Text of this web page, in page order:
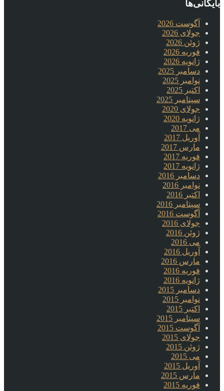
بایگانی‌ها
آگوست 2026
جولای 2026
ژوئن 2026
فوریه 2026
ژانویه 2026
دسامبر 2025
نوامبر 2025
اکتبر 2025
سپتامبر 2025
جولای 2020
ژانویه 2020
می 2017
آوریل 2017
مارس 2017
فوریه 2017
ژانویه 2017
دسامبر 2016
نوامبر 2016
اکتبر 2016
سپتامبر 2016
آگوست 2016
جولای 2016
ژوئن 2016
می 2016
آوریل 2016
مارس 2016
فوریه 2016
ژانویه 2016
دسامبر 2015
نوامبر 2015
اکتبر 2015
سپتامبر 2015
آگوست 2015
جولای 2015
ژوئن 2015
می 2015
آوریل 2015
مارس 2015
فوریه 2015